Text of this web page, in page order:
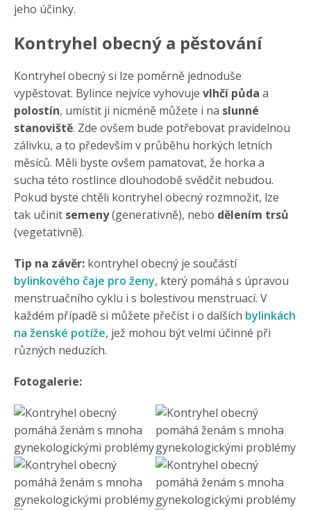
jeho účinky.
Kontryhel obecný a pěstování
Kontryhel obecný si lze poměrně jednoduše
vypěstovat. Bylince nejvíce vyhovuje vlhčí půda a
polostín, umístit ji nicméně můžete i na slunné
stanoviště. Zde ovšem bude potřebovat pravidelnou
zálivku, a to především v průběhu horkých letních
měsíců. Měli byste ovšem pamatovat, že horka a
sucha této rostlince dlouhodobě svědčit nebudou.
Pokud byste chtěli kontryhel obecný rozmnožit, lze
tak učinit semeny(generativně), nebo dělením trsů
(vegetativně).
Tip na závěr: kontryhel obecný je součástí
bylinkového čaje pro ženy, který pomáhá s úpravou
menstruačního cyklu i s bolestivou menstruací. V
každém případě si můžete přečíst i o dalších bylinkách
na ženské potíže, jež mohou být velmi účinné při
různých neduzích.
Fotogalerie: